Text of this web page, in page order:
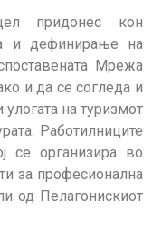
придонес кон
и дефинирање на
Мрежа
и да се согледа и
на туризмот
Работилниците
се организира во
за професионална
од Пелагонискиот